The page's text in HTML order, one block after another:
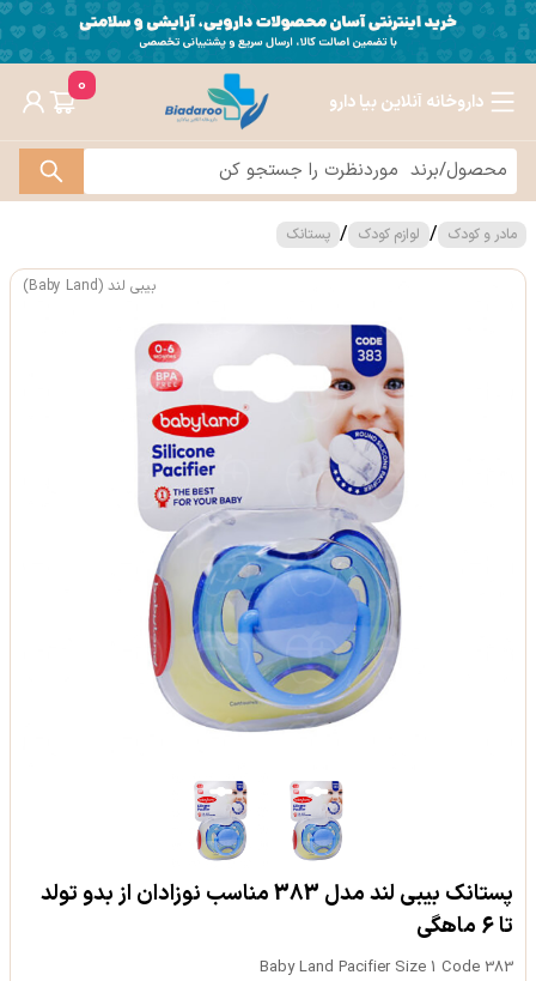
داروخانه آنلاین بیا دارو
0
مادر و کودک / لوازم کودک / پستانک
بیبی لند (Baby Land)
پستانک بیبی لند مدل 383 مناسب نوزادان از بدو تولد
تا 6 ماهگی
Baby Land Pacifier Size 1 Code 383